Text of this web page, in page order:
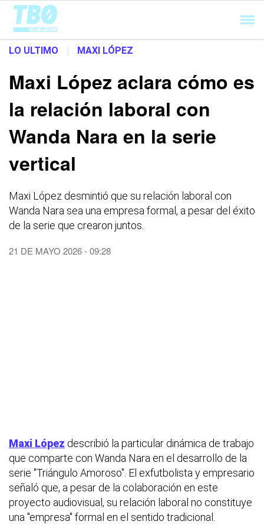
Cargando...
LO ULTIMO | MAXI LÓPEZ
Maxi López aclara cómo es
la relación laboral con
Wanda Nara en la serie
vertical
Maxi López desmintió que su relación laboral con
Wanda Nara sea una empresa formal, a pesar del éxito
de la serie que crearon juntos.
21 DE MAYO 2026 - 09:28
Maxi López describió la particular dinámica de trabajo
que comparte con Wanda Nara en el desarrollo de la
serie "Triángulo Amoroso". El exfutbolista y empresario
señaló que, a pesar de la colaboración en este
proyecto audiovisual, su relación laboral no constituye
una "empresa" formal en el sentido tradicional.